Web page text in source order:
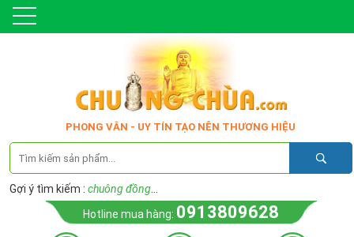
PHONG VÂN - UY TÍN TẠO NÊN THƯƠNG HIỆU
Gợi ý tìm kiếm : chuông đồng
Hotline mua hàng: 0913809628